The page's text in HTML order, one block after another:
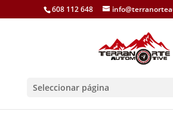
608 112 648
Seleccionar página